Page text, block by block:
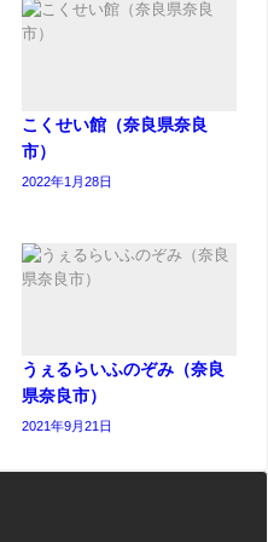
こくせい館（奈良県奈良
市）
2022年1月28日
うぇるらいふのぞみ（奈良
県奈良市）
2021年9月21日